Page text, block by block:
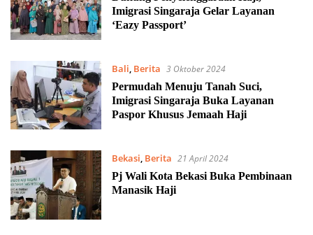
Imigrasi Singaraja Gelar Layanan
‘Eazy Passport’
Bali, Berita 3 Oktober 2024
Permudah Menuju Tanah Suci,
Imigrasi Singaraja Buka Layanan
Paspor Khusus Jemaah Haji
Bekasi, Berita 21 April 2024
Pj Wali Kota Bekasi Buka Pembinaan
Manasik Haji